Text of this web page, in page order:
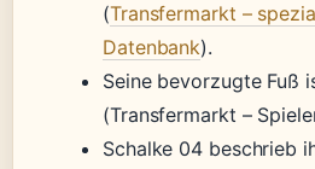
(Transfermarkt –
Datenbank).
Seine bevorzugte Fuß
(Transfermarkt –
Schalke 04 beschrieb